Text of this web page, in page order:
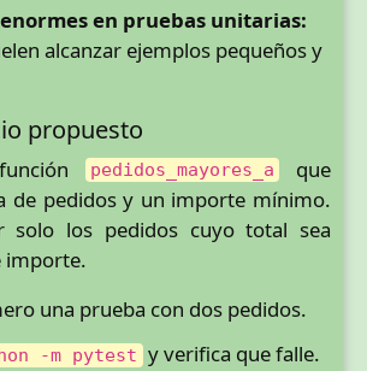
en pruebas unitarias:
alcanzar ejemplos pequeños y
propuesto
pedidos_mayores_a
que
de pedidos y un importe mínimo.
solo los pedidos cuyo total sea
importe.
una prueba con dos pedidos.
-m pytest y verifica que falle.